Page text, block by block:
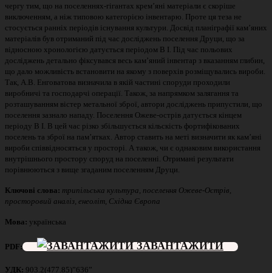
чергу тим, що на поселеннях-гігантах крем’яні матеріали є скоріше
виключенням, а ніж типовою категорією інвентарю. Проте ця теза не
стосується ранніх періодів існування культури. Досвід планіграфії кам’яних
матеріалів був отриманий під час досліджень поселення Друци, що за
відносною хронологією датується періодом В І. Під час польових
досліджень детально фіксувався весь кам’яний інвентар з вказанням глибин,
що дало можливість встановити на якому з поверхів розміщувались вироби.
Так, А.В. Енговатова визначила в якій частині споруди проходили
виробничі та господарчі операції. Також, за напрямком залягання та
розташуванням вістер метальної зброї, автори досліджень припустили, що
поселення зазнало нападу. Поселення Ожеве-острів датується кінцем
періоду В І. В цей час різко збільшується кільскість фортифікованих
поселень та зброї на пам’ятках. Автор ставить на меті визначити як кам’яні
вироби співвідносяться у просторі. А також, чи є однаковим використання
внутрішнього простору споруд на поселенні. Отримані результати
порівнюються з вище згаданим поселенням Друци.
Ключові слова: трипільська культура, поселення Ожеве-Острів,
просторовий аналіз, енеоліт , Східна Європа
Мова: українська
PDF: ЗАВАНТАЖИТИ
УДК: 903.2(477.85)”636”